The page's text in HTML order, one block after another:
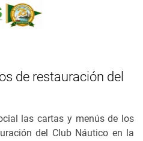
de restauración del
las cartas y menús de los
del Club Náutico en la